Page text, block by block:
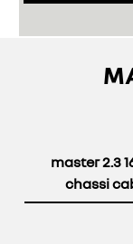
master 2.3
chassi